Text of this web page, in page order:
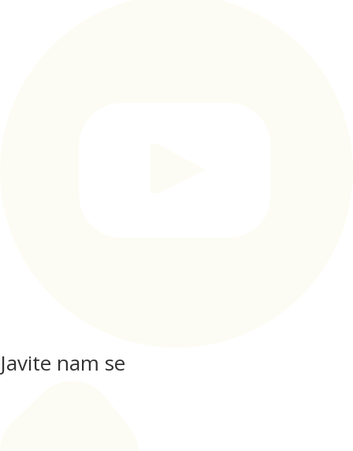
Javite nam se